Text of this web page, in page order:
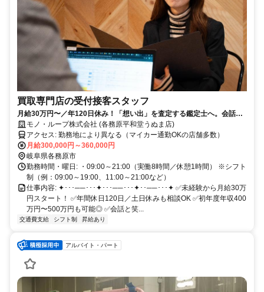
買取専門店の受付接客スタッフ
月給30万円〜／年120日休み！「想い出」を査定する鑑定士へ。会話を
楽しみながら稼げる未経験歓迎の仕事
モノ・ループ株式会社 (各務原平和堂うぬま店)
アクセス: 勤務地により異なる（マイカー通勤OKの店舗多数）
月給300,000円～360,000円
岐阜県各務原市
勤務時間・曜日: ・09:00～21:00（実働8時間／休憩1時間） ※シフト
制（例：09:00～19:00、11:00～21:00など）
仕事内容: ✦･･･──･･･✦･･･──･･･✦･･──･･･✦ ✅未経験から月給30万
円スタート！ ✅年間休日120日／土日休みも相談OK ✅初年度年収400
万円〜500万円も可能◎ ✅会話と笑...
交通費支給 シフト制 昇給あり
アルバイト・パート